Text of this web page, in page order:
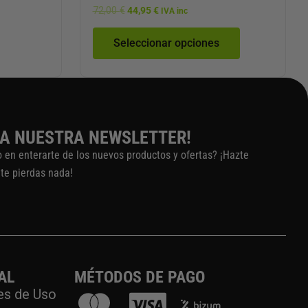
72,00€ 44,95€ IVA inc
Seleccionar opciones
NUESTRA NEWSLETTER!
en enterarte de los nuevos productos y ofertas? ¡Hazte
pierdas nada!
de Uso
MÉTODOS DE PAGO